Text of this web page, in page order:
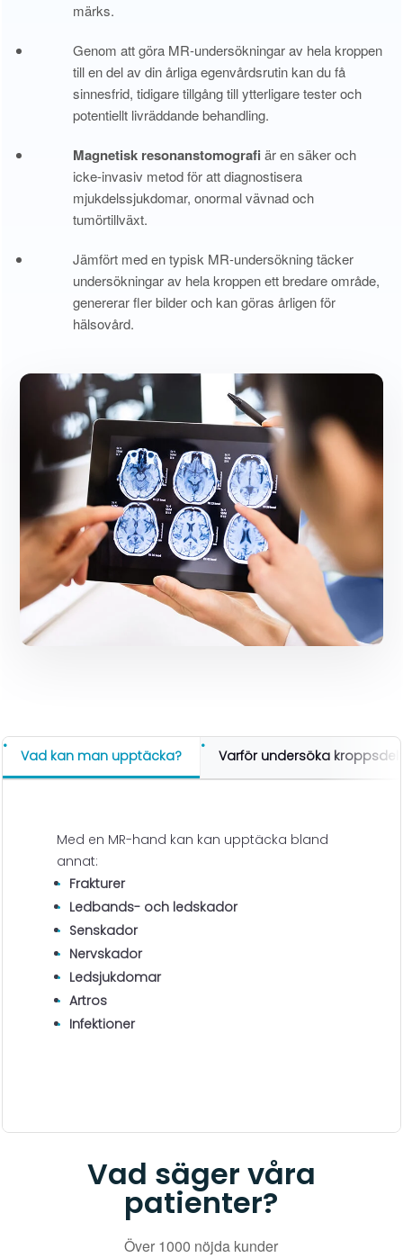
märks.
Genom att göra MR-undersökningar av hela kroppen
till en del av din årliga egenvårdsrutin kan du få
sinnesfrid, tidigare tillgång till ytterligare tester och
potentiellt livräddande behandling.
Magnetisk resonanstomografi är en säker och
icke-invasiv metod för att diagnostisera
mjukdelssjukdomar, onormal vävnad och
tumörtillväxt.
Jämfört med en typisk MR-undersökning täcker
undersökningar av hela kroppen ett bredare område,
genererar fler bilder och kan göras årligen för
hälsovård.
Vad kan man upptäcka? Varför undersöka
Med en MR-hand kan kan upptäcka bland
annat:
Frakturer
Ledbands- och ledskador
Senskador
Nervskador
Ledsjukdomar
Artros
Infektioner
Vad säger våra
patienter?
Över 1000 nöjda kunder